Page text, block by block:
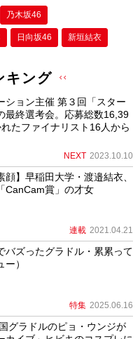
乃木坂46
日向坂46 新垣結衣
キング
ション主催 第３回「スター
終選考会。応募総数16,39
たファイナリスト16人から
NEXT 2023.10.10
顔】早稲田大学・渡邉結衣、
CanCam賞」の才女
連載 2021.04.21
バズったグラドル・累累って
）
特集 2025.06.16
グラドルのピョ・ウンジが